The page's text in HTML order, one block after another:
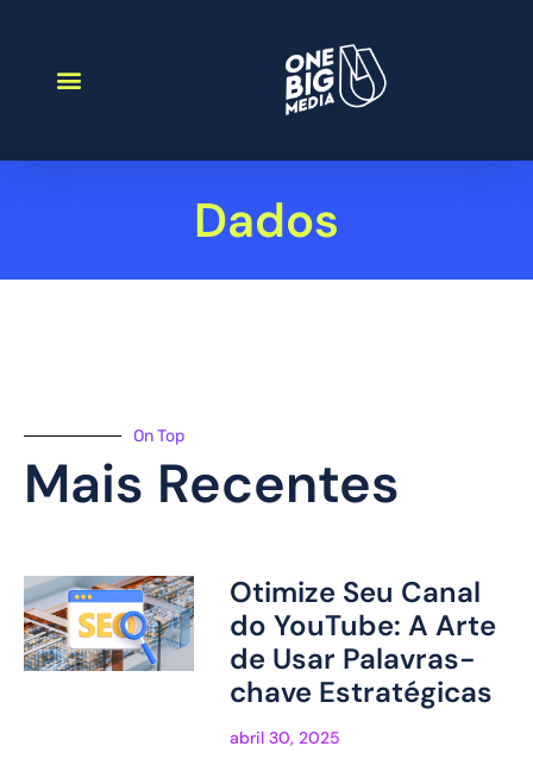
Dados
On Top
Mais Recentes
Otimize Seu Canal
do YouTube: A Arte
de Usar Palavras-
chave Estratégicas
abril 30, 2025